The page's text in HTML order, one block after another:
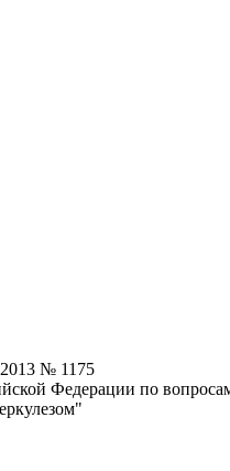
№ 1175
Федерации по